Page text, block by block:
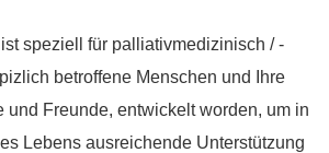
speziell für palliativmedizinisch / -
betroffene Menschen und Ihre
und Freunde, entwickelt worden, um in
Lebens ausreichende Unterstützung